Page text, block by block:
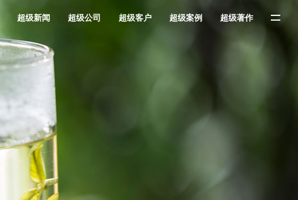
超级新闻 超级公司 超级客户 超级案例 超级著作